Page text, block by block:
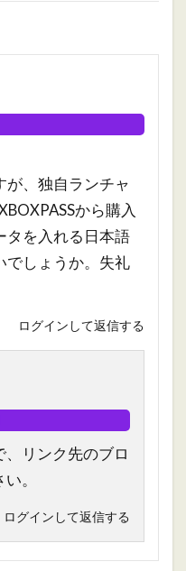
が、独自ランチャ
から購入
タを入れる日本語
でしょうか。失礼
ログインして返信する
リンク先のブロ
。
ログインして返信する